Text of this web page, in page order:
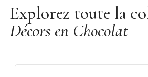
Explorez toute la
Décors en Chocolat